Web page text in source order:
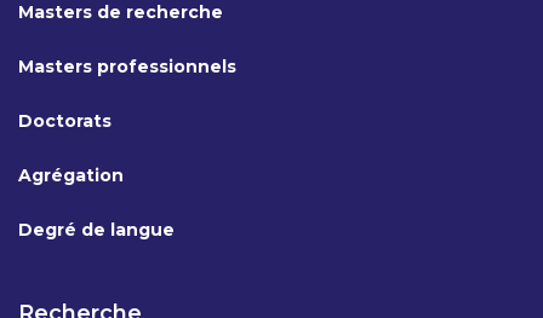
Masters de recherche
Masters professionnels
Doctorats
Agrégation
Degré de langue